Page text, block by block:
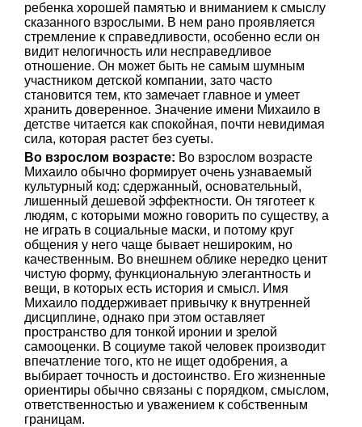
ребенка хорошей памятью и вниманием к смыслу
сказанного взрослыми. В нем рано проявляется
стремление к справедливости, особенно если он
видит нелогичность или несправедливое
отношение. Он может быть не самым шумным
участником детской компании, зато часто
становится тем, кто замечает главное и умеет
хранить доверенное. Значение имени Михаило в
детстве читается как спокойная, почти невидимая
сила, которая растет без суеты.
Во взрослом возрасте: Во взрослом возрасте
Михаило обычно формирует очень узнаваемый
культурный код: сдержанный, основательный,
лишенный дешевой эффектности. Он тяготеет к
людям, с которыми можно говорить по существу, а
не играть в социальные маски, и потому круг
общения у него чаще бывает нешироким, но
качественным. Во внешнем облике нередко ценит
чистую форму, функциональную элегантность и
вещи, в которых есть история и смысл. Имя
Михаило поддерживает привычку к внутренней
дисциплине, однако при этом оставляет
пространство для тонкой иронии и зрелой
самооценки. В социуме такой человек производит
впечатление того, кто не ищет одобрения, а
выбирает точность и достоинство. Его жизненные
ориентиры обычно связаны с порядком, смыслом,
ответственностью и уважением к собственным
границам.